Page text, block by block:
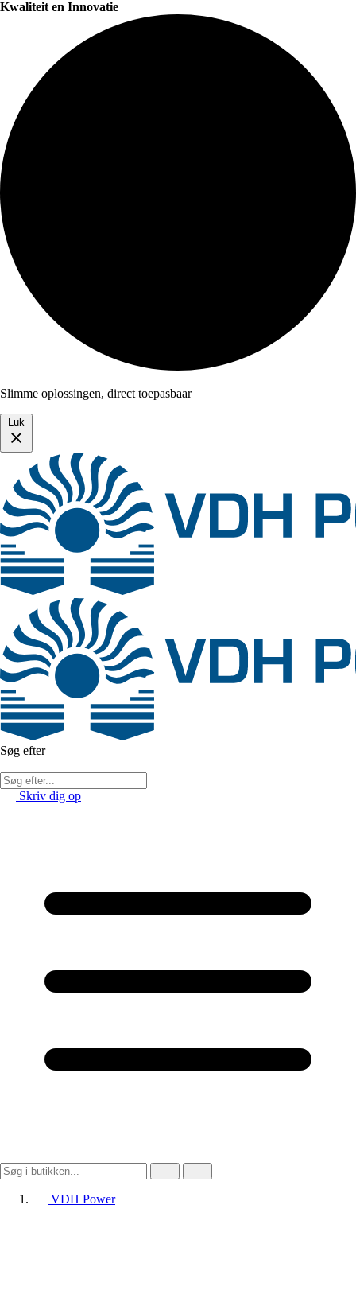
Kwaliteit en Innovatie
Slimme oplossingen, direct toepasbaar
Luk
Søg efter
Skriv dig op
VDH Power